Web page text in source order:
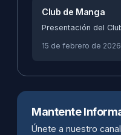
Club de Manga
Presentación del
15 de febrero de 2026
Mantente
Únete a nuestro